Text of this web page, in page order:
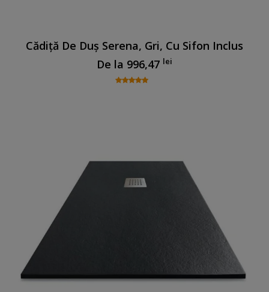
Cădiță De Duș Serena, Gri, Cu Sifon Inclus
De la 996,47 lei